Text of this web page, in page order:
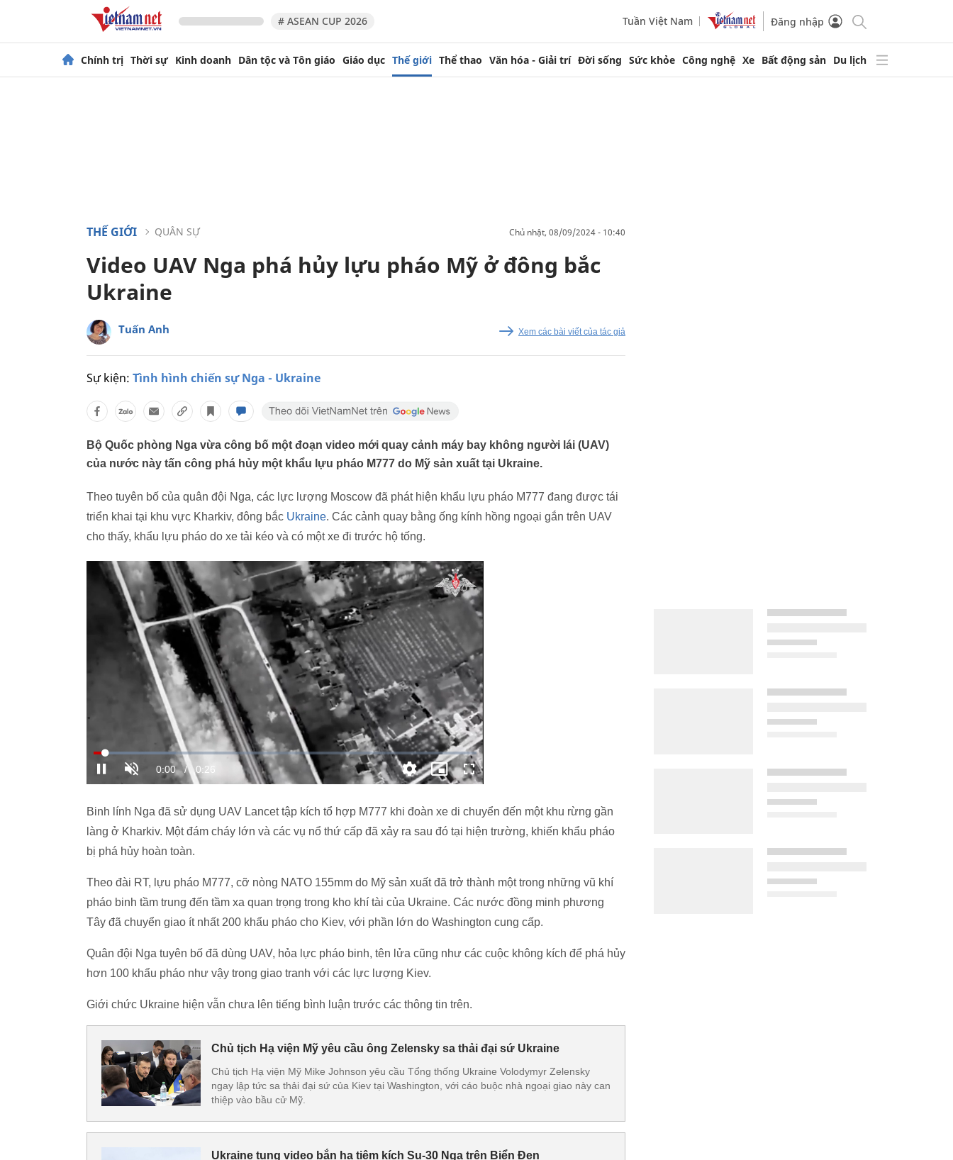
# ASEAN CUP 2026 Tuần Việt Nam Đăng nhập
Chính trị Thời sự Kinh doanh Dân tộc và Tôn giáo Giáo dục Thế giới Thể thao Văn hóa - Giải trí Đời sống Sức khỏe Công nghệ Xe Bất động sản Du lịch
THẾ GIỚI QUÂN SỰ chủ nhật, 08/09/2024 - 10:40
Video UAV Nga phá hủy lựu pháo Mỹ ở đông bắc
Ukraine
Tuấn Anh Xem các bài viết của tác giả
Sự kiện: Tình hình chiến sự Nga - Ukraine
Bộ Quốc phòng Nga vừa công bố một đoạn video mới quay cảnh máy bay không người lái (UAV)
của nước này tấn công phá hủy một khẩu lựu pháo M777 do Mỹ sản xuất tại Ukraine.
Theo tuyên bố của quân đội Nga, các lực lượng Moscow đã phát hiện khẩu lựu pháo M777 đang được tái
triển khai tại khu vực Kharkiv, đông bắc Ukraine. Các cảnh quay bằng ống kính hồng ngoại gắn trên UAV
cho thấy, khẩu lựu pháo do xe tải kéo và có một xe đi trước hộ tống.
Binh lính Nga đã sử dụng UAV Lancet tập kích tổ hợp M777 khi đoàn xe di chuyển đến một khu rừng gần
làng ở Kharkiv. Một đám cháy lớn và các vụ nổ thứ cấp đã xảy ra sau đó tại hiện trường, khiến khẩu pháo
bị phá hủy hoàn toàn.
Theo đài RT, lựu pháo M777, cỡ nòng NATO 155mm do Mỹ sản xuất đã trở thành một trong những vũ khí
pháo binh tầm trung đến tầm xa quan trọng trong kho khí tài của Ukraine. Các nước đồng minh phương
Tây đã chuyển giao ít nhất 200 khẩu pháo cho Kiev, với phần lớn do Washington cung cấp.
Quân đội Nga tuyên bố đã dùng UAV, hỏa lực pháo binh, tên lửa cũng như các cuộc không kích để phá hủy
hơn 100 khẩu pháo như vậy trong giao tranh với các lực lượng Kiev.
Giới chức Ukraine hiện vẫn chưa lên tiếng bình luận trước các thông tin trên.
Chủ tịch Hạ viện Mỹ yêu cầu ông Zelensky sa thải đại sứ Ukraine
Chủ tịch Hạ viện Mỹ Mike Johnson yêu cầu Tổng thống Ukraine Volodymyr Zelensky
ngay lập tức sa thải đại sứ của Kiev tại Washington, với cáo buộc nhà ngoại giao này can
thiệp vào bầu cử Mỹ.
Ukraine tung video bắn hạ tiêm kích Su-30 Nga trên Biển Đen